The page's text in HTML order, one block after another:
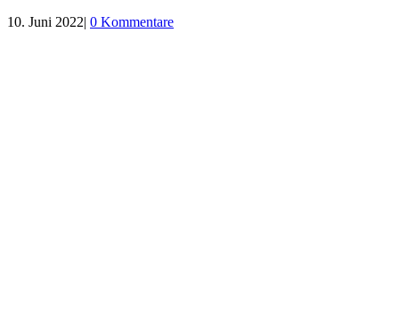
10. Juni 2022| 0 Kommentare